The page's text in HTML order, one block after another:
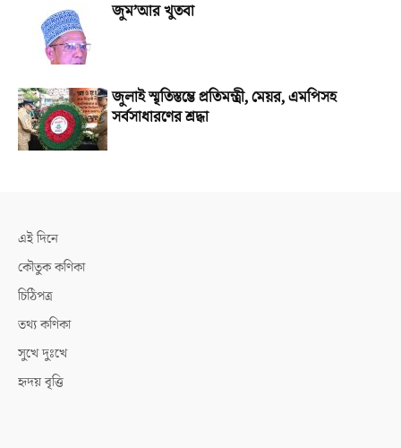
জুম’আর খুতবা
জুলাই স্মৃতিস্তম্ভে প্রতিমন্ত্রী, মেয়র, এমপিসহ
সর্বসাধারণের শ্রদ্ধা
এই দিনে
কৌতুক কণিকা
চিঠিপত্র
তথ্য কণিকা
সুখে দুঃখে
হৃদয় বৃত্তি